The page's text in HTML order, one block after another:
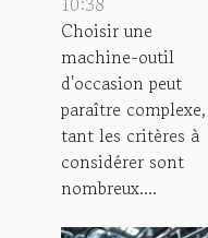
adaptée à vos
besoins ?
Choisir une
machine-outil
d'occasion peut
paraître complexe,
tant les critères à
considérer sont
nombreux....